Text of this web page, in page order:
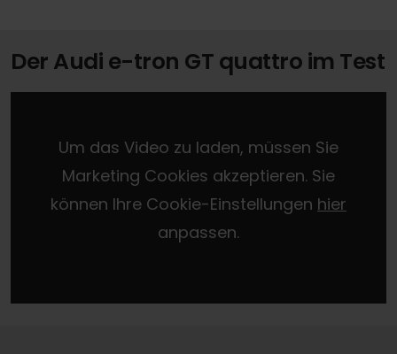
Der Audi e-tron GT quattro im Test
Um das Video zu laden, müssen Sie
Marketing Cookies akzeptieren. Sie
können Ihre Cookie-Einstellungen hier
anpassen.